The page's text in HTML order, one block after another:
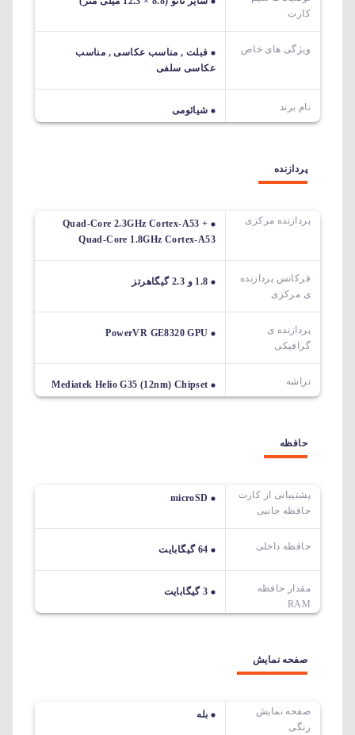
کارت
ویژگی های خاص
فبلت , مناسب عکاسی , مناسب
عکاسی سلفی
نام برند شیائومی
پردازنده
پردازنده مرکزی
Quad-Core 2.3GHz Cortex-A53 +
Quad-Core 1.8GHz Cortex-A53
فرکانس پردازنده
ی مرکزی
1.8 و 2.3 گیگاهرتز
پردازنده ی
گرافیکی
PowerVR GE8320 GPU
تراشه Mediatek Helio G35 (12nm) Chipset
حافظه
پشتیبانی از کارت
حافظه جانبی
microSD
حافظه داخلی 64 گیگابایت
مقدار حافظه
RAM
3 گیگابایت
صفحه نمایش
صفحه نمایش
رنگی
بله